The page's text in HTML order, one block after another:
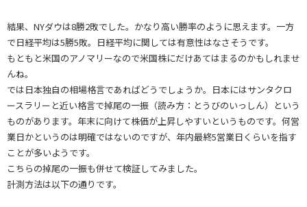
結果、NYダウは8勝2敗でした。かなり高い勝率のように思えます。一方
で日経平均は5勝5敗。日経平均に関しては有意性はなさそうです。
もともと米国のアノマリーなので米国株にだけあてはまるのかもしれませ
んね。
では日本独自の相場格言であればどうでしょうか。日本にはサンタクロ
ースラリーと近い格言で掉尾の一振（読み方：とうびのいっしん）という
ものがあります。年末に向けて株価が上昇しやすいというものです。何営
業日かというのは明確ではないのですが、年内最終5営業日くらいを指す
ことが多いようです。
こちらの掉尾の一振も併せて検証してみました。
計測方法は以下の通りです。